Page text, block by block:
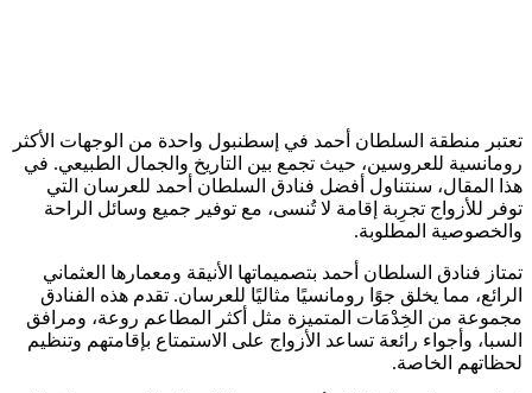
تعتبر منطقة السلطان أحمد في إسطنبول واحدة من الوجهات الأكثر
رومانسية للعروسين، حيث تجمع بين التاريخ والجمال الطبيعي. في
هذا المقال، سنتناول أفضل فنادق السلطان أحمد للعرسان التي
توفر للأزواج تجرِبة إقامة لا تُنسى، مع توفير جميع وسائل الراحة
والخصوصية المطلوبة.
تمتاز فنادق السلطان أحمد بتصميماتها الأنيقة ومعمارها العثماني
الرائع، مما يخلق جوًا رومانسيًا مثاليًا للعرسان. تقدم هذه الفنادق
مجموعة من الخِدْمَات المتميزة مثل أكثر المطاعم روعة، ومرافق
السبا، وأجواء رائعة تساعد الأزواج على الاستمتاع بإقامتهم وتنظيم
لحظاتهم الخاصة.